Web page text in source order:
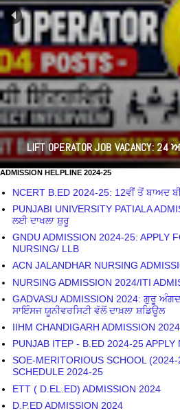
LIFT OPERATOR JOB
ADMISSION HELPLINE 2024-25
NCERT B.ED 2024-25: 12ਵੀਂ ਤੋਂ
PUNJABI UNIVERSITY PATIALA
ਲਈ ਦਾਖਲਾ ਸ਼ੁਰੂ
GNDU ADMISSION 2024-25: APPLY
NURSING/ LLB
ACN JALANDHAR NURSING
NURSING ADMISSION 2024/ITI
GADVASU ADMISSION 2024: ਗੁਰੂ
ਸਾਇੰਸਜ ਯੂਨੀਵਰਸਿਟੀ ਵੱਲੋਂ ਦਾਖ਼ਲਾ ਸ਼ਡਿਊਲ
IIHM CHANDIGARH ADMISSION
PUNJAB ITEP - B.ED 2024-25 APPLY
SOE-MERITORIOUS SCHOOL
SCHEDULE 2024-25
ETT ( D.EL.ED) ADMISSION 2024
D.P.ED ADMISSION 2024